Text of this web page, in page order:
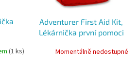
(1 ks)
Adventurer First Aid Kit,
Lékárnička první pomoci
Momentálně nedostupné